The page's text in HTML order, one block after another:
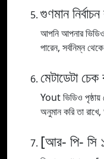
গুণমান
আপনি আপনার
পারেন, সর্বনিম্ন
মেটাডেটা
Yout ভিডিও পৃষ্ঠায়
অনুমান করি তা
[আর- পি- সি